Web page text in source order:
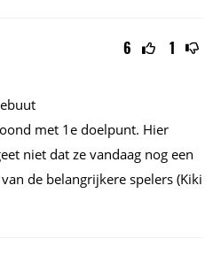
6 1
met 1e doelpunt. Hier
niet dat ze vandaag nog een
de belangrijkere spelers (Kiki